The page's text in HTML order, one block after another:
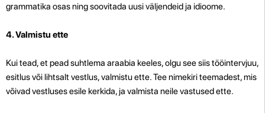
grammatika osas ning soovitada uusi väljendeid ja idioome.
4. Valmistu ette
Kui tead, et pead suhtlema araabia keeles, olgu see siis tööintervjuu,
esitlus või lihtsalt vestlus, valmistu ette. Tee nimekiri teemadest, mis
võivad vestluses esile kerkida, ja valmista neile vastused ette.